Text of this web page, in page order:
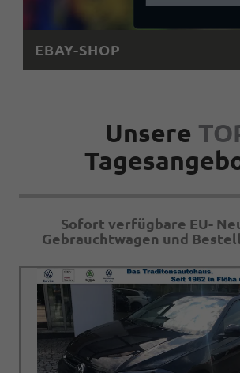
EBAY-SHOP
Unsere
Sofort verfügbare EU-
Gebrauchtwagen und